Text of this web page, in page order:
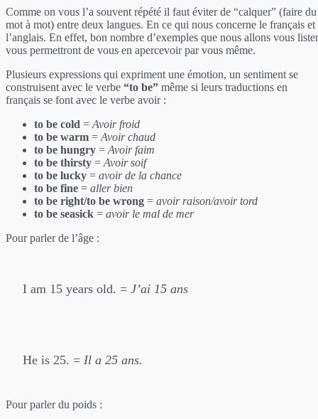
Comme on vous l’a souvent répété il faut éviter de “calquer” (faire du
mot à mot) entre deux langues. En ce qui nous concerne le français et
l’anglais. En effet, bon nombre d’exemples que nous allons vous lister
vous permettront de vous en apercevoir par vous même.
Plusieurs expressions qui expriment une émotion, un sentiment se
construisent avec le verbe “to be” même si leurs traductions en
français se font avec le verbe avoir :
to be cold = Avoir froid
to be warm = Avoir chaud
to be hungry = Avoir faim
to be thirsty = Avoir soif
to be lucky = avoir de la chance
to be fine = aller bien
to be right/to be wrong = avoir raison/avoir tord
to be seasick = avoir le mal de mer
Pour parler de l’âge :
I am 15 years old. = J’ai 15 ans
He is 25. = Il a 25 ans.
Pour parler du poids :